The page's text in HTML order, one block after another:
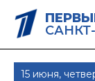
15 июня,